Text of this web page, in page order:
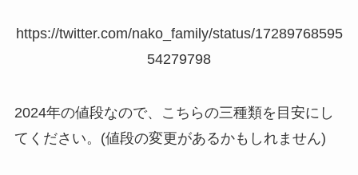
https://twitter.com/nako_family/status/17289768595
54279798
2024年の値段なので、こちらの三種類を目安にし
てください。(値段の変更があるかもしれません)